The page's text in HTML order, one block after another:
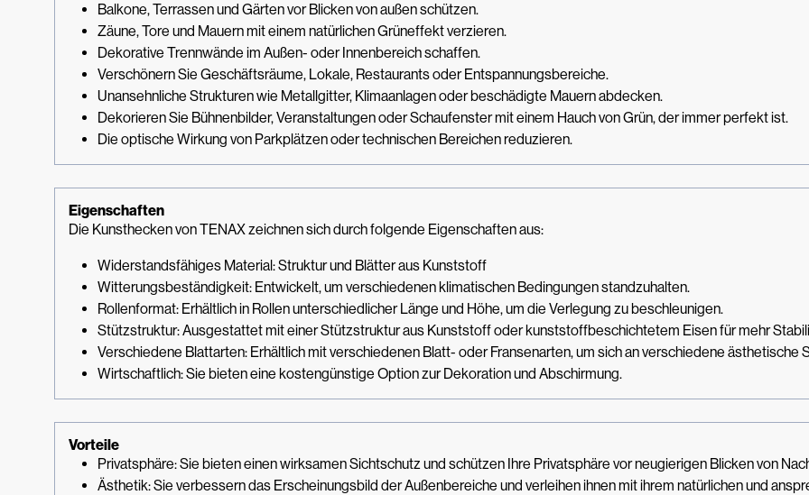
Balkone, Terrassen und Gärten vor Blicken von außen schützen.
Zäune, Tore und Mauern mit einem natürlichen Grüneffekt verzieren.
Dekorative Trennwände im Außen- oder Innenbereich schaffen.
Verschönern Sie Geschäftsräume, Lokale, Restaurants oder Entspannungsbereiche.
Unansehnliche Strukturen wie Metallgitter, Klimaanlagen oder beschädigte Mauern abdecken.
Dekorieren Sie Bühnenbilder, Veranstaltungen oder Schaufenster mit einem Hauch von Grün, der immer perfekt ist.
Die optische Wirkung von Parkplätzen oder technischen Bereichen reduzieren.
Eigenschaften
Die Kunsthecken von TENAX zeichnen sich durch folgende Eigenschaften aus:
Widerstandsfähiges Material: Struktur und Blätter aus Kunststoff
Witterungsbeständigkeit: Entwickelt, um verschiedenen klimatischen Bedingungen standzuhalten.
Rollenformat: Erhältlich in Rollen unterschiedlicher Länge und Höhe, um die Verlegung zu beschleunigen.
Stützstruktur: Ausgestattet mit einer Stützstruktur aus Kunststoff oder kunststoffbeschichtetem Eisen für mehr
Verschiedene Blattarten: Erhältlich mit verschiedenen Blatt- oder Fransenarten, um sich an verschiedene ästhetische
Wirtschaftlich: Sie bieten eine kostengünstige Option zur Dekoration und Abschirmung.
Vorteile
Privatsphäre: Sie bieten einen wirksamen Sichtschutz und schützen Ihre Privatsphäre vor neugierigen Blicken von
Ästhetik: Sie verbessern das Erscheinungsbild der Außenbereiche und verleihen ihnen mit ihrem natürlichen und